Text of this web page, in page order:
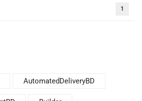
1
AutomatedDeliveryBD